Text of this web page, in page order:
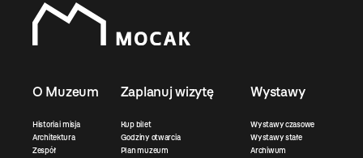
O Muzeum
Historia i misja
Architektura
Zespół
Zaplanuj wizytę
Kup bilet
Godziny otwarcia
Plan muzeum
Wystawy
Wystawy czasowe
Wystawy stałe
Archiwum